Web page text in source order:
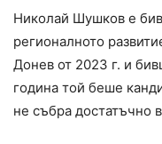
Николай Шушков е
регионалното
Донев от 2023 г. и
година той беше
не събра достатъчно